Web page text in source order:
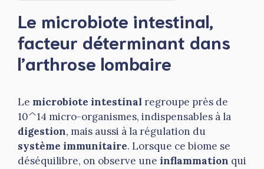
Le microbiote intestinal,
facteur déterminant dans
l’arthrose lombaire
Le microbiote intestinal regroupe près de
10^14 micro-organismes, indispensables à la
digestion, mais aussi à la régulation du
système immunitaire. Lorsque ce biome se
déséquilibre, on observe une inflammation qui